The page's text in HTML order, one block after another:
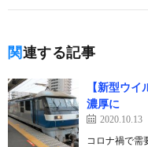
関連する記事
【新型ウ
濃厚に
2020.10.13
コロナ禍で需